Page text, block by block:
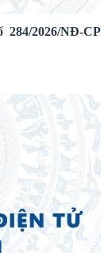
2026/NĐ-CP